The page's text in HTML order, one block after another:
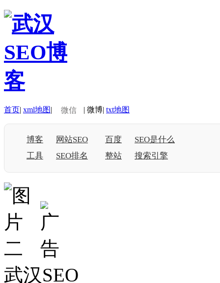
首页| xml地图| 微信 | 微博| txt地图
博客 网站SEO 百度
SEO是什么
工具
SEO排名 整站 搜索引擎
武汉SEO